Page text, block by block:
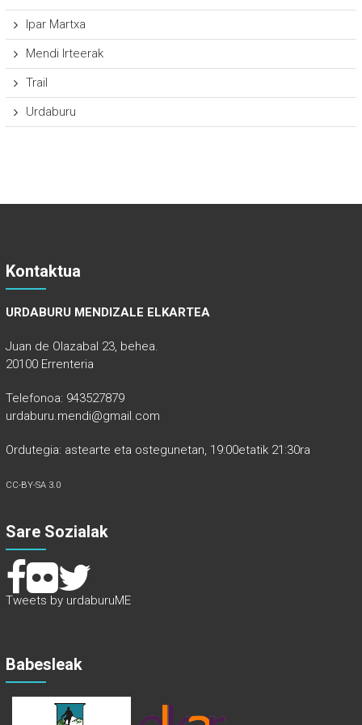
Ipar Martxa
Mendi Irteerak
Trail
Urdaburu
Kontaktua
URDABURU MENDIZALE ELKARTEA
Juan de Olazabal 23, behea.
20100 Errenteria
Telefonoa: 943527879
urdaburu.mendi@gmail.com
Ordutegia: astearte eta ostegunetan, 19:00etatik 21:30ra
CC-BY-SA 3.0
Sare Sozialak
Tweets by urdaburuME
Babesleak